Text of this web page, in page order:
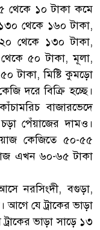
থেকে ১০ টাকা কমে
থেকে ১৬০ টাকা,
থেকে ১৩০ টাকা,
৫০ টাকা, মূলা,
টাকা, মিষ্টি কুমড়ো
দরে বিক্রি হচ্ছে।
বাজারভেদে
পেঁয়াজের দামও।
কেজিতে ৫০-৫৫
এখন ৬০-৬৫ টাকা
নরসিংদী, বগুড়া,
আগে যে ট্রাকের ভাড়া
ভাড়া সাড়ে ১৩